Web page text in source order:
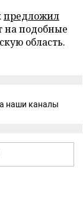
предложил
на подобные
область.
наши каналы